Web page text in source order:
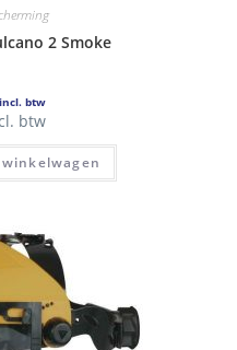
2 Smoke
incl. btw
btw